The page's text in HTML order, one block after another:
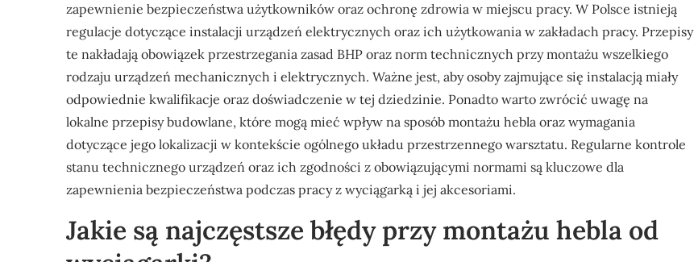
zapewnienie bezpieczeństwa użytkowników oraz ochronę zdrowia w miejscu pracy. W Polsce istnieją
regulacje dotyczące instalacji urządzeń elektrycznych oraz ich użytkowania w zakładach pracy. Przepisy
te nakładają obowiązek przestrzegania zasad BHP oraz norm technicznych przy montażu wszelkiego
rodzaju urządzeń mechanicznych i elektrycznych. Ważne jest, aby osoby zajmujące się instalacją miały
odpowiednie kwalifikacje oraz doświadczenie w tej dziedzinie. Ponadto warto zwrócić uwagę na
lokalne przepisy budowlane, które mogą mieć wpływ na sposób montażu hebla oraz wymagania
dotyczące jego lokalizacji w kontekście ogólnego układu przestrzennego warsztatu. Regularne kontrole
stanu technicznego urządzeń oraz ich zgodności z obowiązującymi normami są kluczowe dla
zapewnienia bezpieczeństwa podczas pracy z wyciągarką i jej akcesoriami.
Jakie są najczęstsze błędy przy montażu hebla od